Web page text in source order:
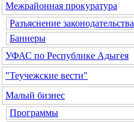
Межрайонная прокуратура
Разъяснение законодательства
Баннеры
УФАС по Республике Адыгея
"Теучежские вести"
Малый бизнес
Программы